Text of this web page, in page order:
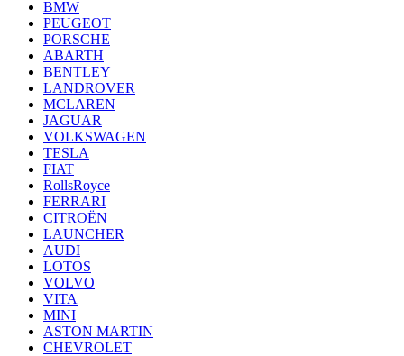
BMW
PEUGEOT
PORSCHE
ABARTH
BENTLEY
LANDROVER
MCLAREN
JAGUAR
VOLKSWAGEN
TESLA
FIAT
RollsRoyce
FERRARI
CITROËN
LAUNCHER
AUDI
LOTOS
VOLVO
VITA
MINI
ASTON MARTIN
CHEVROLET